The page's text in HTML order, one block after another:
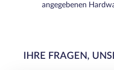
angegebenen
IHRE FRAGEN,